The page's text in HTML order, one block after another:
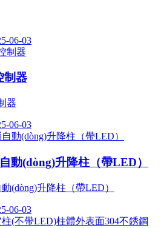
06-03
制器
器
06-03
動(dòng)升降柱（帶LED）
(dòng)升降柱（帶LED）
06-03